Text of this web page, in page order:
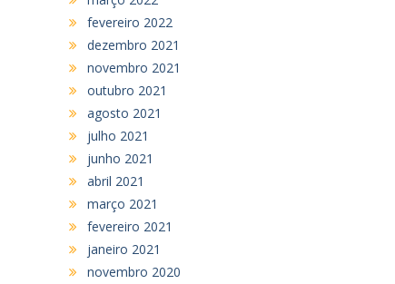
fevereiro 2022
dezembro 2021
novembro 2021
outubro 2021
agosto 2021
julho 2021
junho 2021
abril 2021
março 2021
fevereiro 2021
janeiro 2021
novembro 2020